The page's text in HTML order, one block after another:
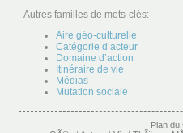
Autres familles de mots-clés:
Aire géo-culturelle
Catégorie d’acteur
Domaine d’action
Itinéraire de vie
Médias
Mutation sociale
Plan du